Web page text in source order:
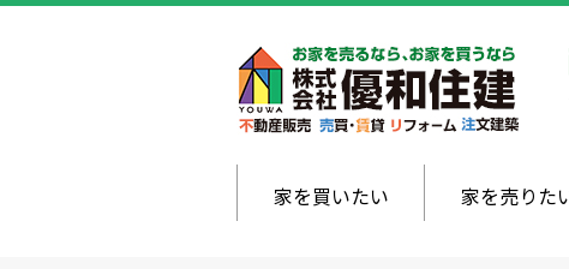
家を買いたい 家を売りた